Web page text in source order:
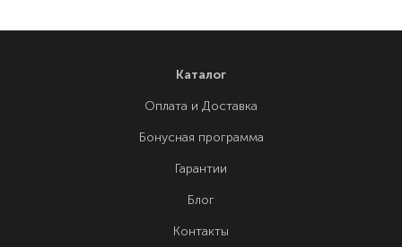
Каталог
Оплата и Доставка
Бонусная программа
Гарантии
Блог
Контакты